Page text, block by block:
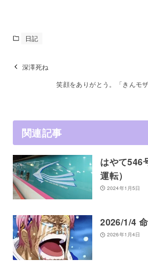
日記
深澤死ね
笑顔をありがとう。「きんモ
関連記事
はやて546
運転）
2024年1月5日
2026/1/4
2026年1月4日